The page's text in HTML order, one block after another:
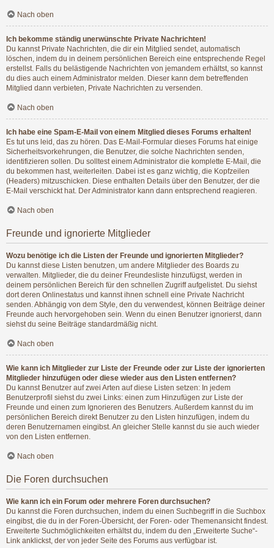
Nach oben
Ich bekomme ständig unerwünschte Private Nachrichten!
Du kannst Private Nachrichten, die dir ein Mitglied sendet, automatisch
löschen, indem du in deinem persönlichen Bereich eine entsprechende Regel
erstellst. Falls du belästigende Nachrichten von jemandem erhältst, so kannst
du dies auch einem Administrator melden. Dieser kann dem betreffenden
Mitglied dann verbieten, Private Nachrichten zu versenden.
Nach oben
Ich habe eine Spam-E-Mail von einem Mitglied dieses Forums erhalten!
Es tut uns leid, das zu hören. Das E-Mail-Formular dieses Forums hat einige
Sicherheitsvorkehrungen, die Benutzer, die solche Nachrichten senden,
identifizieren sollen. Du solltest einem Administrator die komplette E-Mail, die
du bekommen hast, weiterleiten. Dabei ist es ganz wichtig, die Kopfzeilen
(Headers) mitzuschicken. Diese enthalten Details über den Benutzer, der die
E-Mail verschickt hat. Der Administrator kann dann entsprechend reagieren.
Nach oben
Freunde und ignorierte Mitglieder
Wozu benötige ich die Listen der Freunde und ignorierten Mitglieder?
Du kannst diese Listen benutzen, um andere Mitglieder des Boards zu
verwalten. Mitglieder, die du deiner Freundesliste hinzufügst, werden in
deinem persönlichen Bereich für den schnellen Zugriff aufgelistet. Du siehst
dort deren Onlinestatus und kannst ihnen schnell eine Private Nachricht
senden. Abhängig von dem Style, den du verwendest, können Beiträge deiner
Freunde auch hervorgehoben sein. Wenn du einen Benutzer ignorierst, dann
siehst du seine Beiträge standardmäßig nicht.
Nach oben
Wie kann ich Mitglieder zur Liste der Freunde oder zur Liste der ignorierten
Mitglieder hinzufügen oder diese wieder aus den Listen entfernen?
Du kannst Benutzer auf zwei Arten auf diese Listen setzen: In jedem
Benutzerprofil siehst du zwei Links: einen zum Hinzufügen zur Liste der
Freunde und einen zum Ignorieren des Benutzers. Außerdem kannst du im
persönlichen Bereich direkt Benutzer zu den Listen hinzufügen, indem du
deren Benutzernamen eingibst. An gleicher Stelle kannst du sie auch wieder
von den Listen entfernen.
Nach oben
Die Foren durchsuchen
Wie kann ich ein Forum oder mehrere Foren durchsuchen?
Du kannst die Foren durchsuchen, indem du einen Suchbegriff in die Suchbox
eingibst, die du in der Foren-Übersicht, der Foren- oder Themenansicht findest.
Erweiterte Suchmöglichkeiten erhältst du, indem du den „Erweiterte Suche“-
Link anklickst, der von jeder Seite des Forums aus verfügbar ist.